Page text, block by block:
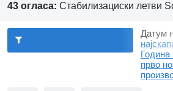
43 огласа: Стабилизациски летви
Датум
Година
прво